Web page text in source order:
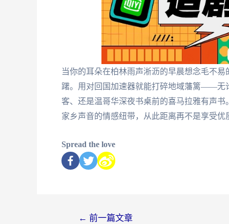
当你的耳朵在柏林雨声淅沥的早晨想念毛不
躇。用对回国加速器就能打碎地域藩篱——无
客、还是温哥华深夜书桌前的喜马拉雅有声书。
家乡声音的情感纽带，从此距离再不是享受优
Spread the love
← 前一篇文章